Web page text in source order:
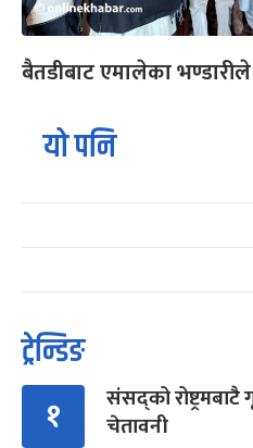
बैतडीबाट एमालेका भण्डारीले
यो पनि
ट्रेन्डिङ
१
संसद्को रोष्ट्रमबाटै
चेतावनी